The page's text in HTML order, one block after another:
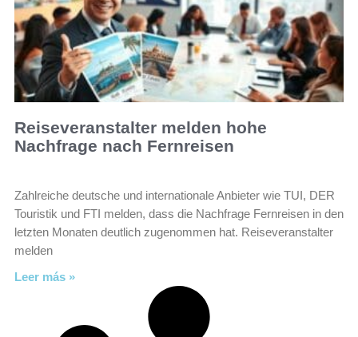
Reiseveranstalter melden hohe
Nachfrage nach Fernreisen
Zahlreiche deutsche und internationale Anbieter wie TUI, DER
Touristik und FTI melden, dass die Nachfrage Fernreisen in den
letzten Monaten deutlich zugenommen hat. Reiseveranstalter
melden
Leer más »